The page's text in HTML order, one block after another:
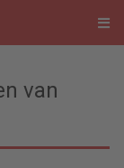
van